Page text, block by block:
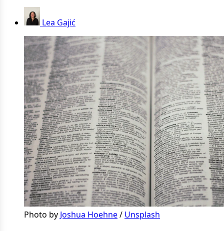
Lea Gajić
Photo by Joshua Hoehne / Unsplash